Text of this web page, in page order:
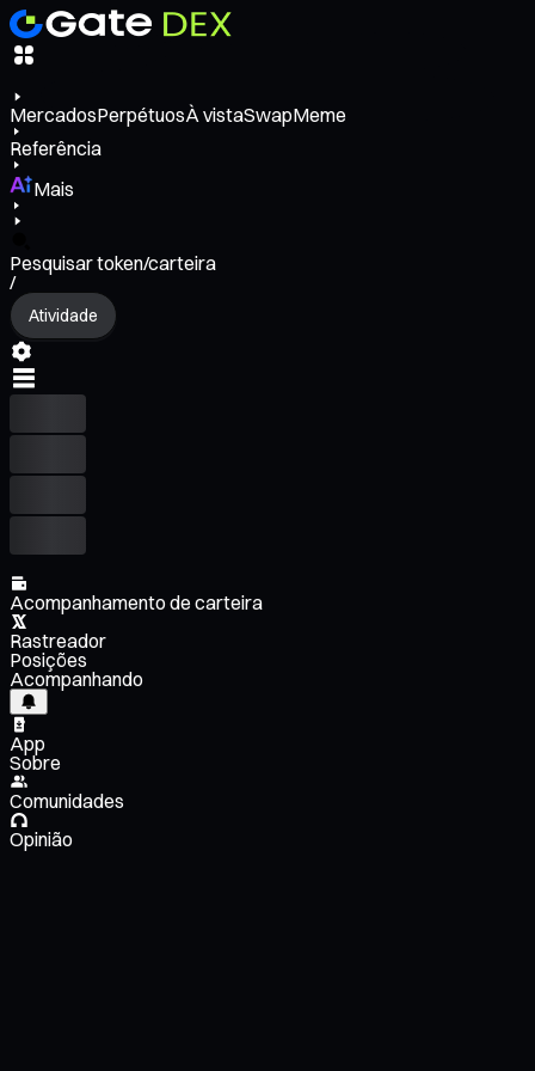
MercadosPerpétuosÀ vistaSwapMeme
Referência
Mais
Pesquisar token/carteira
/
Atividade
Acompanhamento de carteira
Rastreador
Posições
Acompanhando
App
Sobre
Comunidades
Opinião